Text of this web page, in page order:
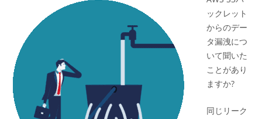
ックレット
からのデー
タ漏洩につ
いて聞いた
ことがあり
ますか?
同じリーク